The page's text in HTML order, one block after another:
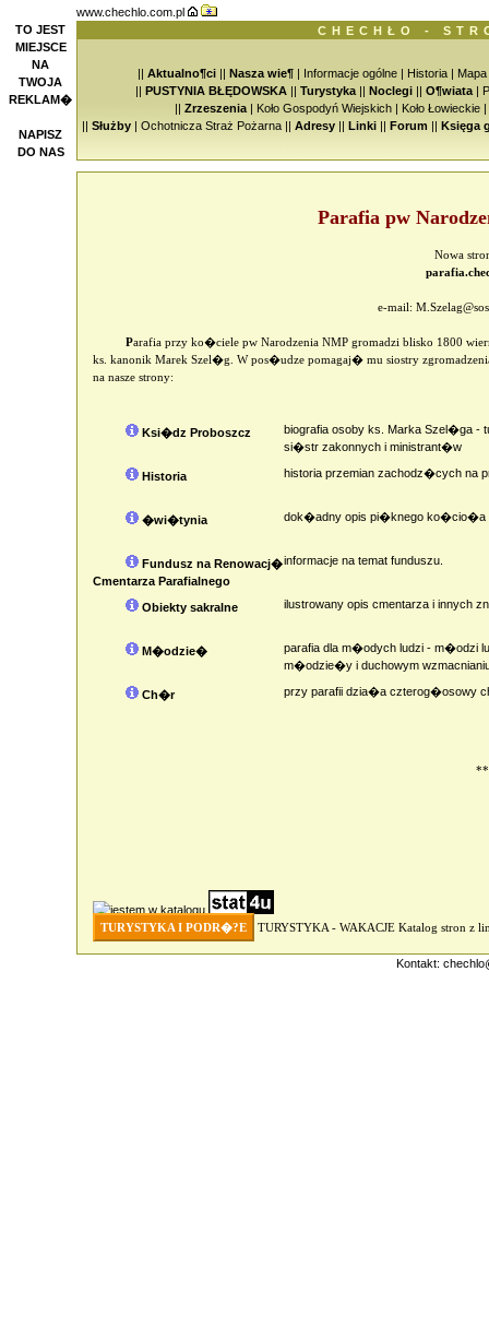
TO JEST
MIEJSCE
NA
TWOJA
REKLAM�
NAPISZ
DO NAS
www.chechlo.com.pl
CHECHŁO -
|| Aktualno¶ci || Nasza wie¶ | Informacje ogólne | Historia | Mapa
|| PUSTYNIA BŁĘDOWSKA || Turystyka || Noclegi || O¶wiata |
|| Zrzeszenia | Koło Gospodyń Wiejskich | Koło Łowieckie |
|| Służby | Ochotnicza Straż Pożarna || Adresy || Linki || Forum || Księga
Parafia pw
Nowa
e-mail:
Parafia przy ko�ciele pw Narodzenia NMP gromadzi blisko 1800
ks. kanonik Marek Szel�g. W pos�udze pomagaj� mu siostry
na nasze strony:
Ksi�dz Proboszcz
biografia osoby ks. Marka Szel�ga -
si�str zakonnych i ministrant�w
Historia historia przemian zachodz�cych na
�wi�tynia dok�adny opis pi�knego ko�cio�a
Fundusz na Renowacj�
Cmentarza Parafialnego
informacje na temat funduszu.
Obiekty sakralne ilustrowany opis cmentarza i innych
M�odzie�
parafia dla m�odych ludzi - m�odzi
m�odzie�y i duchowym
Ch�r przy parafii dzia�a czterog�osowy
TURYSTYKA I PODR�?E TURYSTYKA - WAKACJE Katalog stron z
Kontakt: